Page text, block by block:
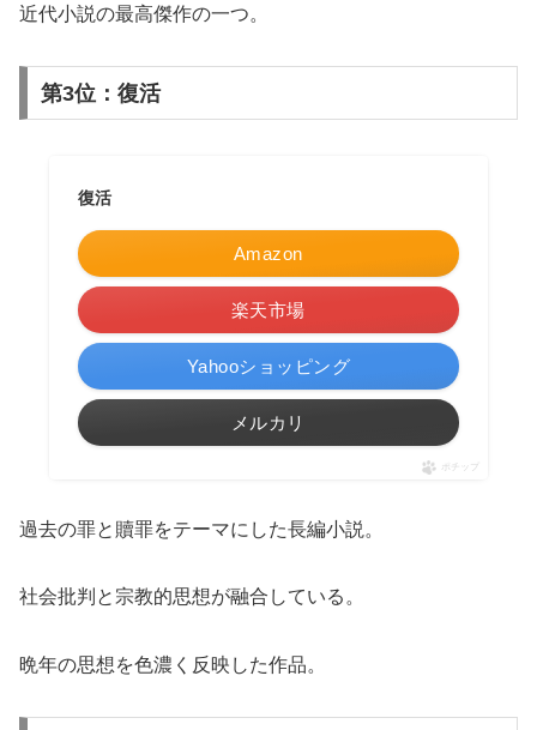
近代小説の最高傑作の一つ。
第3位：復活
復活
Amazon
楽天市場
Yahooショッピング
メルカリ
ポチップ
過去の罪と贖罪をテーマにした長編小説。
社会批判と宗教的思想が融合している。
晩年の思想を色濃く反映した作品。